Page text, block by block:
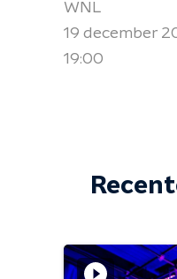
WNL
19 december
19:00